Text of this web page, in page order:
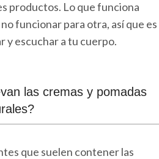
productos. Lo que funciona
funcionar para otra, así que es
escuchar a tu cuerpo.
las cremas y pomadas
que suelen contener las